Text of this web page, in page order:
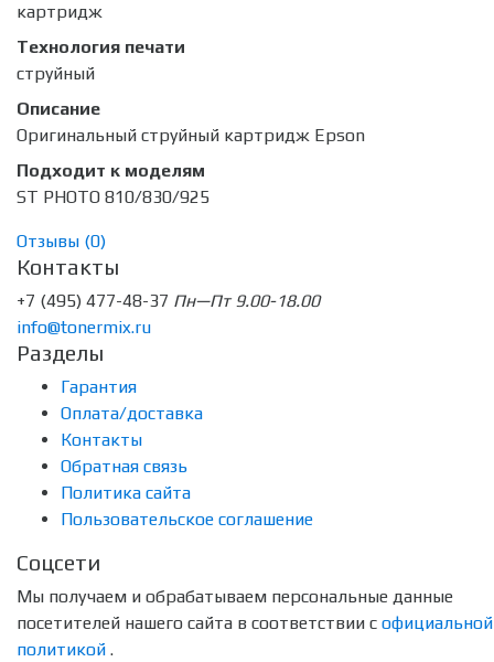
картридж
Технология печати
струйный
Описание
Оригинальный струйный картридж Epson
Подходит к моделям
ST PHOTO 810/830/925
Отзывы (0)
Контакты
+7 (495) 477-48-37 Пн—Пт 9.00-18.00
info@tonermix.ru
Разделы
Гарантия
Оплата/доставка
Контакты
Обратная связь
Политика сайта
Пользовательское соглашение
Соцсети
Мы получаем и обрабатываем персональные данные
посетителей нашего сайта в соответствии с официальной
политикой .